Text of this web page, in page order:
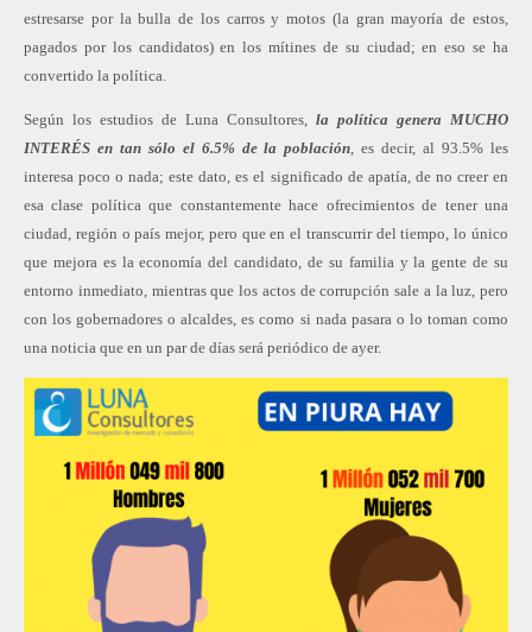
estresarse por la bulla de los carros y motos (la gran mayoría de estos,
pagados por los candidatos) en los mítines de su ciudad; en eso se ha
convertido la política.
Según los estudios de Luna Consultores, la política genera MUCHO
INTERÉS en tan sólo el 6.5% de la población , es decir, al 93.5% les
interesa poco o nada; este dato, es el significado de apatía, de no creer en
esa clase política que constantemente hace ofrecimientos de tener una
ciudad, región o país mejor, pero que en el transcurrir del tiempo, lo único
que mejora es la economía del candidato, de su familia y la gente de su
entorno inmediato, mientras que los actos de corrupción sale a la luz, pero
con los gobernadores o alcaldes, es como si nada pasara o lo toman como
una noticia que en un par de días será periódico de ayer.